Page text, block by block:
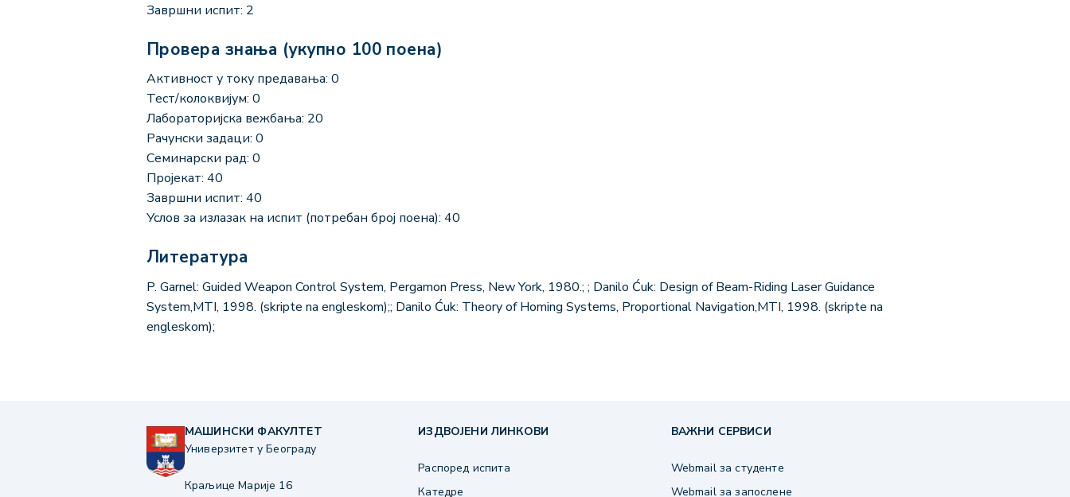
Завршни испит: 2
Провера знања (укупно 100 поена)
Активност у току предавања: 0
Тест/колоквијум: 0
Лабораторијска вежбања: 20
Рачунски задаци: 0
Семинарски рад: 0
Пројекат: 40
Завршни испит: 40
Услов за излазак на испит (потребан број поена): 40
Литература
P. Garnel: Guided Weapon Control System, Pergamon Press, New York, 1980.; ; Danilo Ćuk: Design of Beam-Riding Laser Guidance
System,MTI, 1998. (skripte na engleskom);; Danilo Ćuk: Theory of Homing Systems, Proportional Navigation,MTI, 1998. (skripte na
engleskom);
МАШИНСКИ ФАКУЛТЕТ
Универзитет у Београду
Краљице Марије 16
ИЗДВОЈЕНИ ЛИНКОВИ
Распоред испита
Катедре
ВАЖНИ СЕРВИСИ
Webmail за студенте
Webmail за запослене